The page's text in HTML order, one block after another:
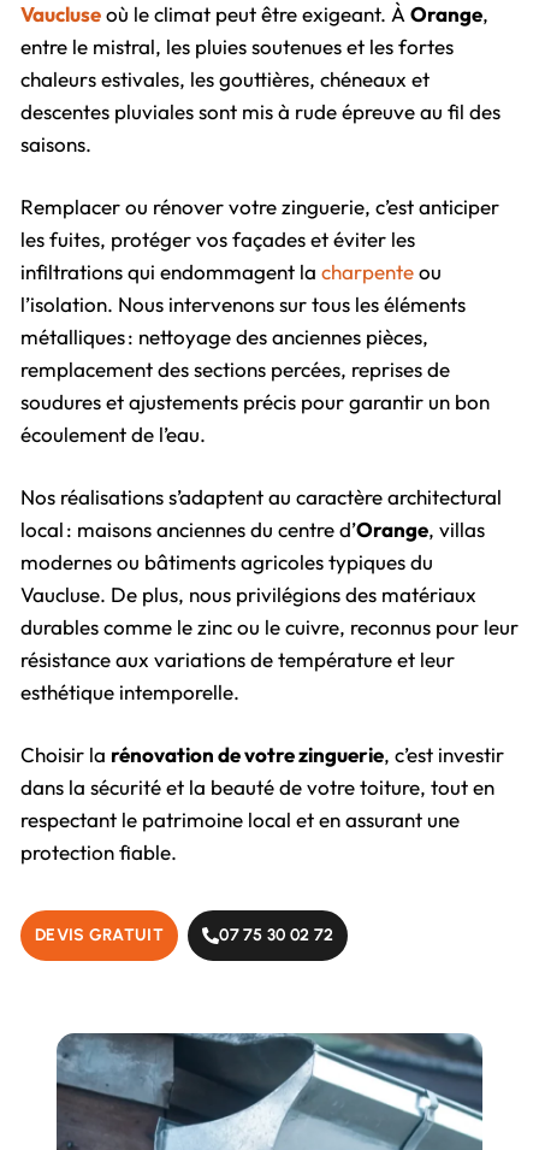
Vaucluseoù le climat peut être exigeant. ÀOrange,
entre le mistral, les pluies soutenues et les fortes
chaleurs estivales, les gouttières, chéneaux et
descentes pluviales sont mis à rude épreuve au fil des
saisons.
Remplacer ou rénover votre zinguerie, c’est anticiper
les fuites, protéger vos façades et éviter les
infiltrations qui endommagent la charpenteou
l’isolation. Nous intervenons sur tous les éléments
métalliques : nettoyage des anciennes pièces,
remplacement des sections percées, reprises de
soudures et ajustements précis pour garantir un bon
écoulement de l’eau.
Nos réalisations s’adaptent au caractère architectural
local : maisons anciennes du centre d’Orange, villas
modernes ou bâtiments agricoles typiques du
Vaucluse. De plus, nous privilégions des matériaux
durables comme le zinc ou le cuivre, reconnus pour leur
résistance aux variations de température et leur
esthétique intemporelle.
Choisir la rénovation de votre zinguerie, c’est investir
dans la sécurité et la beauté de votre toiture, tout en
respectant le patrimoine local et en assurant une
protection fiable.
DEVIS GRATUIT 07 75 30 02 72